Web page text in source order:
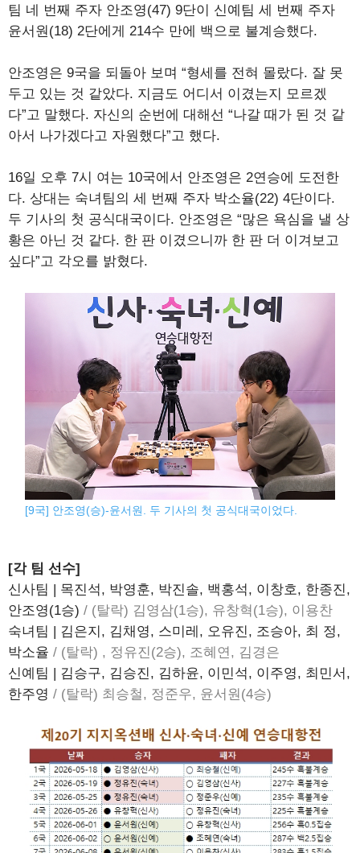
팀 네 번째 주자 안조영(47) 9단이 신예팀 세 번째 주자
윤서원(18) 2단에게 214수 만에 백으로 불계승했다.
안조영은 9국을 되돌아 보며 “형세를 전혀 몰랐다. 잘 못
두고 있는 것 같았다. 지금도 어디서 이겼는지 모르겠
다”고 말했다. 자신의 순번에 대해선 “나갈 때가 된 것 같
아서 나가겠다고 자원했다”고 했다.
16일 오후 7시 여는 10국에서 안조영은 2연승에 도전한
다. 상대는 숙녀팀의 세 번째 주자 박소율(22) 4단이다.
두 기사의 첫 공식대국이다. 안조영은 “많은 욕심을 낼 상
황은 아닌 것 같다. 한 판 이겼으니까 한 판 더 이겨보고
싶다”고 각오를 밝혔다.
[9국] 안조영(승)-윤서원. 두 기사의 첫 공식대국이었다.
[각 팀 선수]
신사팀 | 목진석, 박영훈, 박진솔, 백홍석, 이창호, 한종진,
안조영(1승) / (탈락) 김영삼(1승), 유창혁(1승), 이용찬
숙녀팀 | 김은지, 김채영, 스미레, 오유진, 조승아, 최 정,
박소율 / (탈락) , 정유진(2승), 조혜연, 김경은
신예팀 | 김승구, 김승진, 김하윤, 이민석, 이주영, 최민서,
한주영 / (탈락) 최승철, 정준우, 윤서원(4승)